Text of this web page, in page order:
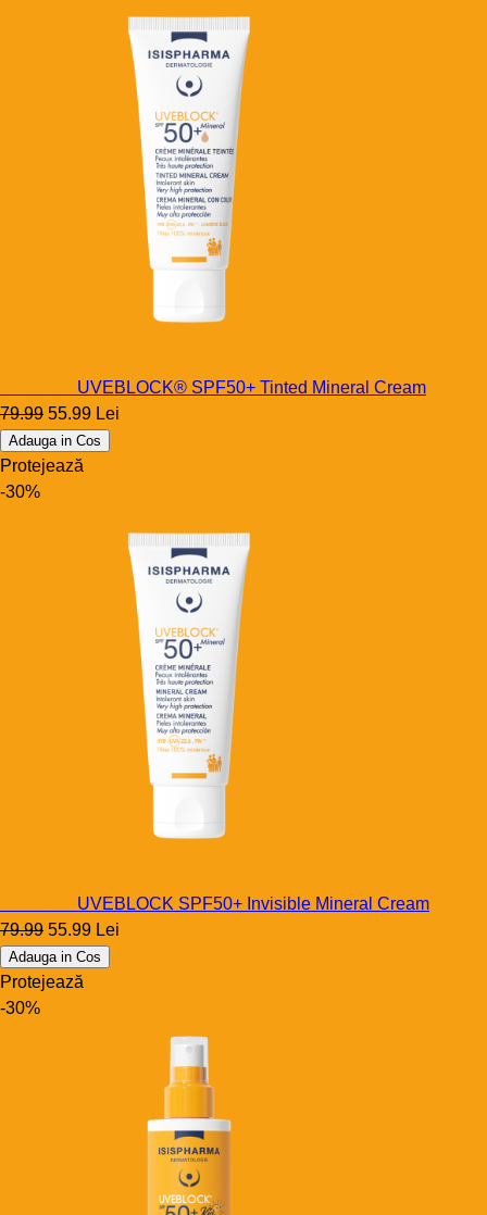
UVEBLOCK® SPF50+ Tinted Mineral Cream
79.99 55.99 Lei
Adauga in Cos
Protejează
-30%
UVEBLOCK SPF50+ Invisible Mineral Cream
79.99 55.99 Lei
Adauga in Cos
Protejează
-30%